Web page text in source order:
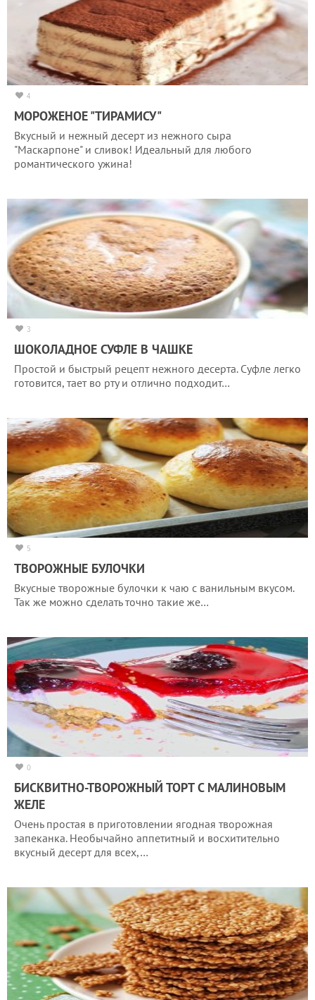
4
МОРОЖЕНОЕ "ТИРАМИСУ"
Вкусный и нежный десерт из нежного сыра
"Маскарпоне" и сливок! Идеальный для любого
романтического ужина!
3
ШОКОЛАДНОЕ СУФЛЕ В ЧАШКЕ
Простой и быстрый рецепт нежного десерта. Суфле легко
готовится, тает во рту и отлично подходит…
5
ТВОРОЖНЫЕ БУЛОЧКИ
Вкусные творожные булочки к чаю с ванильным вкусом.
Так же можно сделать точно такие же…
0
БИСКВИТНО-ТВОРОЖНЫЙ ТОРТ С МАЛИНОВЫМ
ЖЕЛЕ
Очень простая в приготовлении ягодная творожная
запеканка. Необычайно аппетитный и восхитительно
вкусный десерт для всех,…